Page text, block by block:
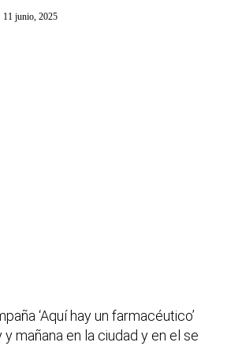
11 junio, 2025
‘Aquí hay un farmacéutico’
mañana en la ciudad y en el se